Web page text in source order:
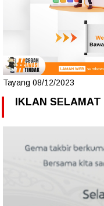
Tayang 08/12/2023
IKLAN SELAMAT